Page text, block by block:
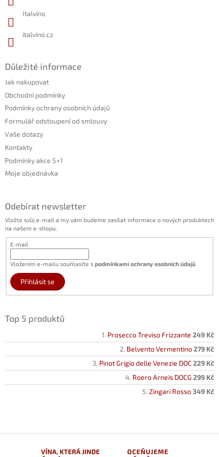
Italvino
italvino.cz
Důležité informace
Jak nakupovat
Obchodní podmínky
Podmínky ochrany osobních údajů
Formulář odstoupení od smlouvy
Vaše dotazy
Kontakty
Podmínky akce 5+1
Moje objednávka
Odebírat newsletter
Vložte svůj e-mail a my vám budeme zasílat informace o nových produktech
na našem e-shopu.
E-mail
Vložením e-mailu souhlasíte s podmínkami ochrany osobních údajů
Přihlásit se
Top 5 produktů
Prosecco Treviso Frizzante 249 Kč
Belvento Vermentino279 Kč
Pinot Grigio delle Venezie DOC229 Kč
Roero Arneis DOCG 299 Kč
Zingari Rosso349 Kč